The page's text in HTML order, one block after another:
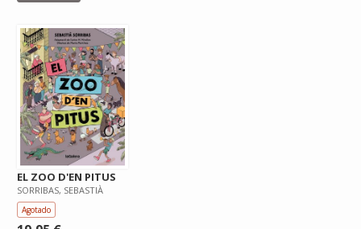
EL ZOO D'EN PITUS
SORRIBAS, SEBASTIÀ
Agotado